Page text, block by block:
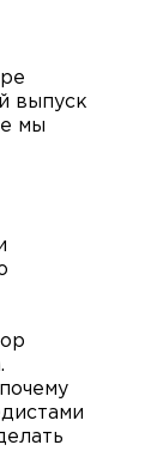
выпуск
мы